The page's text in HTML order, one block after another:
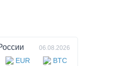
06.08.2026
EUR BTC